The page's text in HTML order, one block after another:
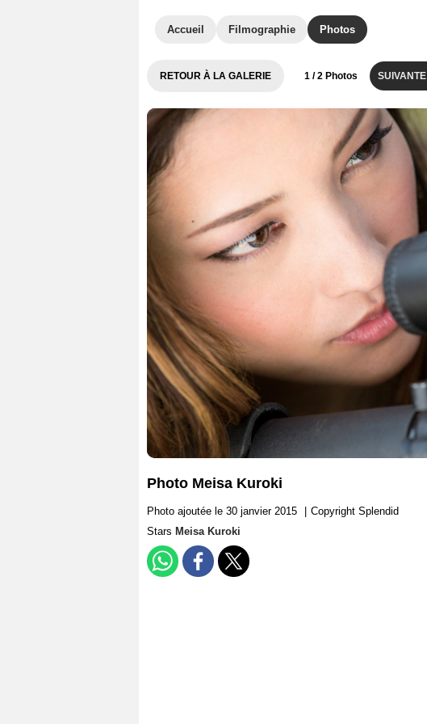
Accueil Filmographie Photos
RETOUR À LA GALERIE 1 / 2 Photos SUIVANTE
Photo Meisa Kuroki
Photo ajoutée le 30 janvier 2015
Copyright Splendid
Stars Meisa Kuroki